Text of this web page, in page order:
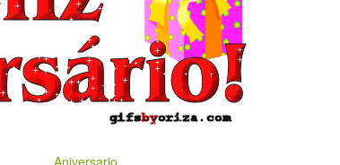
Aniversario